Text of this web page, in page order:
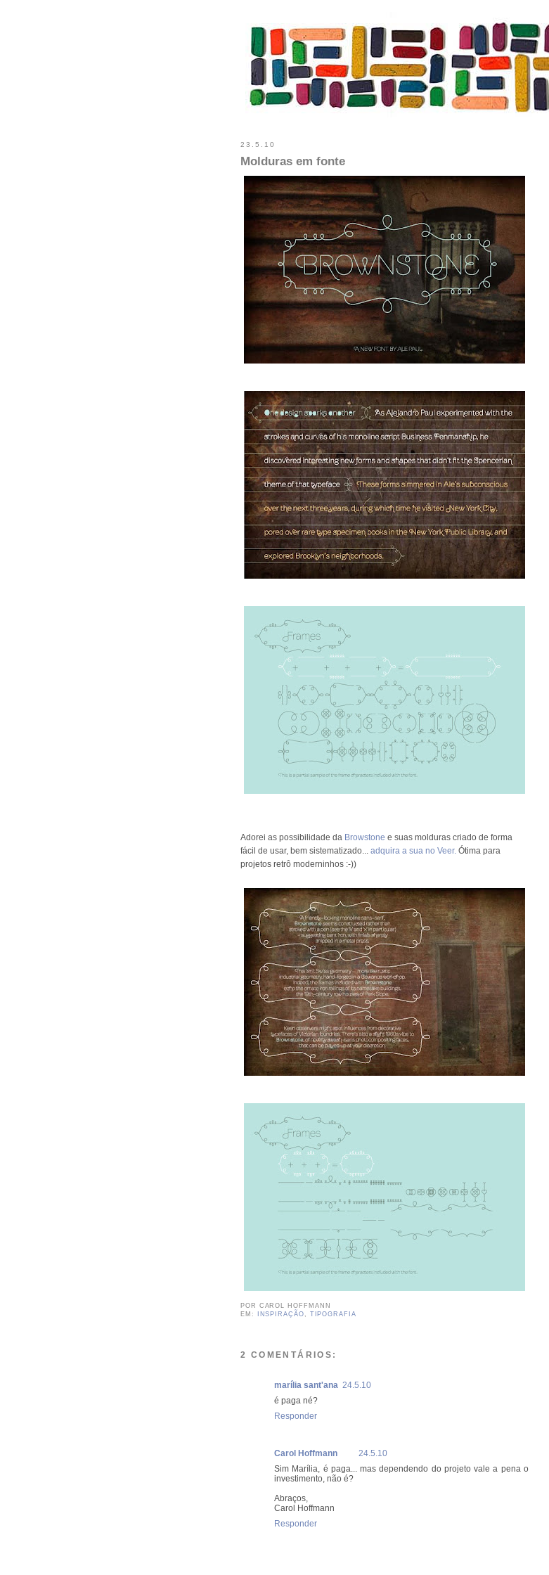
23.5.10
Molduras em fonte
Adorei as possibilidade da Browstone e suas molduras criado de forma
fácil de usar, bem sistematizado... adquira a sua no Veer. Ótima para
projetos retrô moderninhos :-))
POR CAROL HOFFMANN
EM:
INSPIRAÇÃO TIPOGRAFIA
2 COMENTÁRIOS:
marília sant'ana 24.5.10
é paga né?
Responder
Carol Hoffmann
24.5.10
Sim Marília, é paga... mas dependendo do projeto vale a pena o
investimento, não é?
Abraços,
Carol Hoffmann
Responder